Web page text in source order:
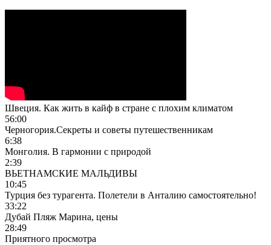
Швеция. Как жить в кайф в стране с плохим климатом
56:00
Черногория.Секреты и советы путешественникам
6:38
Монголия. В гармонии с природой
2:39
ВЬЕТНАМСКИЕ МАЛЬДИВЫ
10:45
Турция без турагента. Полетели в Анталию самостоятельно!
33:22
Дубай Пляж Марина, цены
28:49
Приятного просмотра